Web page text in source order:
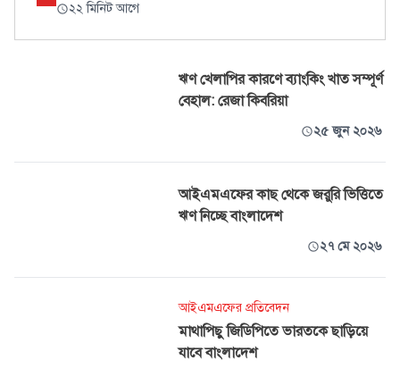
২২ মিনিট আগে
ঋণ খেলাপির কারণে ব্যাংকিং খাত সম্পূর্ণ
বেহাল: রেজা কিবরিয়া
২৫ জুন ২০২৬
আইএমএফের কাছ থেকে জরুরি ভিত্তিতে
ঋণ নিচ্ছে বাংলাদেশ
২৭ মে ২০২৬
আইএমএফের প্রতিবেদন
মাথাপিছু জিডিপিতে ভারতকে ছাড়িয়ে
যাবে বাংলাদেশ